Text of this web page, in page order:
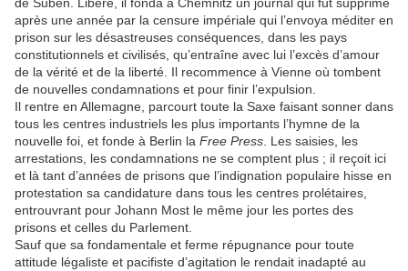
après une année par la censure impériale qui l’envoya méditer en
prison sur les désastreuses conséquences, dans les pays
constitutionnels et civilisés, qu’entraîne avec lui l’excès d’amour
de la vérité et de la liberté. Il recommence à Vienne où tombent
de nouvelles condamnations et pour finir l’expulsion.
Il rentre en Allemagne, parcourt toute la Saxe faisant sonner dans
tous les centres industriels les plus importants l’hymne de la
nouvelle foi, et fonde à Berlin la Free Press . Les saisies, les
arrestations, les condamnations ne se comptent plus ; il reçoit ici
et là tant d’années de prisons que l’indignation populaire hisse en
protestation sa candidature dans tous les centres prolétaires,
entrouvrant pour Johann Most le même jour les portes des
prisons et celles du Parlement.
Sauf que sa fondamentale et ferme répugnance pour toute
attitude légaliste et pacifiste d’agitation le rendait inadapté au